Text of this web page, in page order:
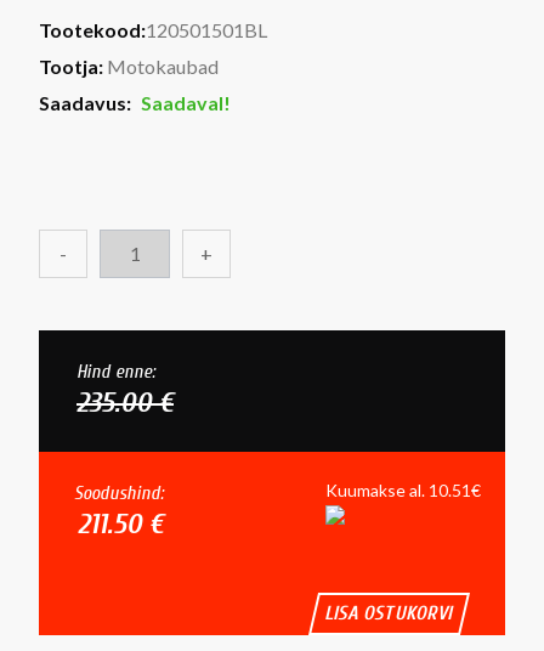
Tootekood:120501501BL
Tootja: Motokaubad
Saadavus: Saadaval!
- +
Hind enne:
235.00 €
Soodushind:
211.50 €
Kuumakse al. 10.51€
LISA OSTUKORVI